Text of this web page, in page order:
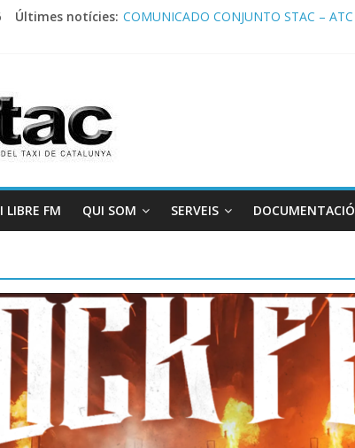
Últimes notícies: COMUNICADO CONJUNTO STAC – ATC
LIBRE FM QUI SOM SERVEIS DOCUMENTACIÓ